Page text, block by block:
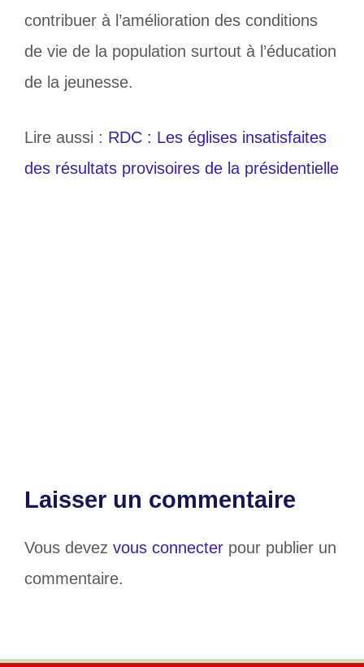
contribuer à l’amélioration des conditions
de vie de la population surtout à l’éducation
de la jeunesse.
Lire aussi : RDC : Les églises insatisfaites
des résultats provisoires de la présidentielle
Laisser un commentaire
Vous devez vous connecter pour publier un
commentaire.